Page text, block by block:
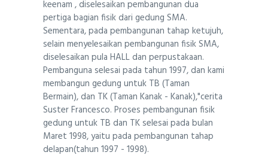
keenam , diselesaikan pembangunan dua
pertiga bagian fisik dari gedung SMA.
Sementara, pada pembangunan tahap ketujuh,
selain menyelesaikan pembangunan fisik SMA,
diselesaikan pula HALL dan perpustakaan.
Pembanguna selesai pada tahun 1997, dan kami
membangun gedung untuk TB (Taman
Bermain), dan TK (Taman Kanak - Kanak),"cerita
Suster Francesco. Proses pembangunan fisik
gedung untuk TB dan TK selesai pada bulan
Maret 1998, yaitu pada pembangunan tahap
delapan(tahun 1997 - 1998).